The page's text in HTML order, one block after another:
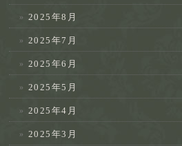
2025年8月
2025年7月
2025年6月
2025年5月
2025年4月
2025年3月